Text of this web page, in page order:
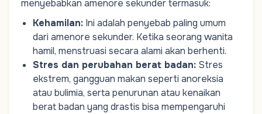
menyebabkan amenore sekunder termasuk:
Kehamilan: Ini adalah penyebab paling umum
dari amenore sekunder. Ketika seorang wanita
hamil, menstruasi secara alami akan berhenti.
Stres dan perubahan berat badan: Stres
ekstrem, gangguan makan seperti anoreksia
atau bulimia, serta penurunan atau kenaikan
berat badan yang drastis bisa mempengaruhi